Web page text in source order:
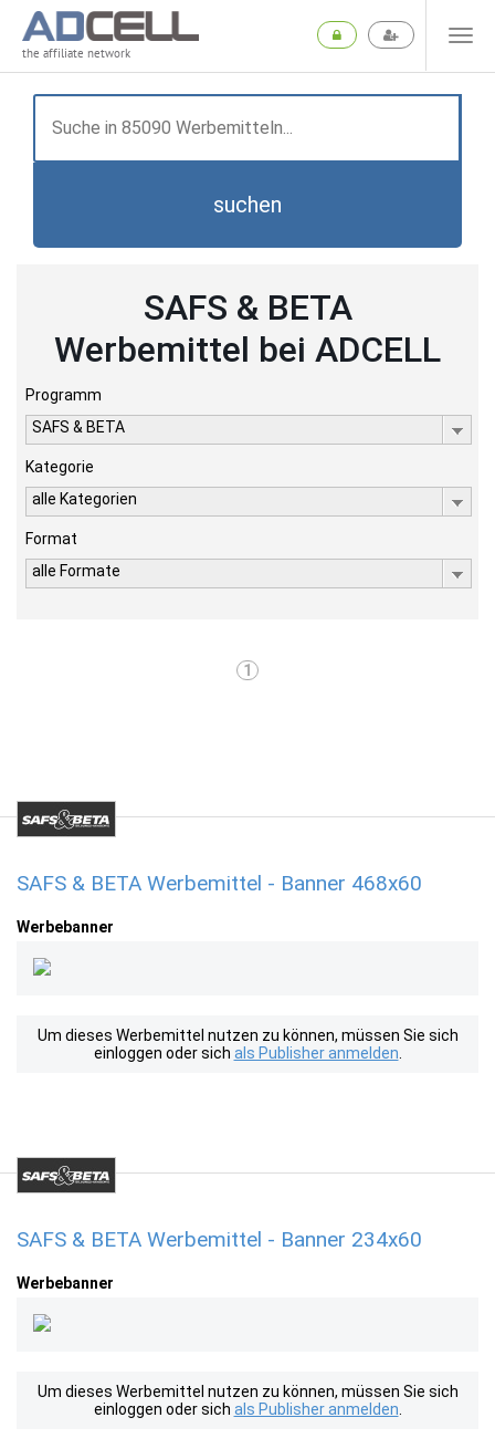
the affiliate network
suchen
SAFS & BETA
Werbemittel bei ADCELL
Programm
SAFS & BETA
Kategorie
alle Kategorien
Format
alle Formate
1
SAFS & BETA Werbemittel - Banner 468x60
Werbebanner
Um dieses Werbemittel nutzen zu können, müssen Sie sich
einloggen oder sich als Publisher anmelden
SAFS & BETA Werbemittel - Banner 234x60
Werbebanner
Um dieses Werbemittel nutzen zu können, müssen Sie sich
einloggen oder sich als Publisher anmelden